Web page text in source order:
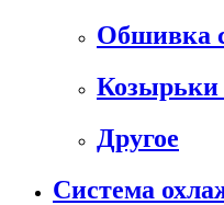
Обшивка
Козырьки
Другое
Система